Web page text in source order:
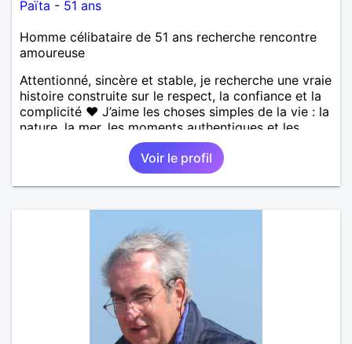
Païta - 51 ans
Homme célibataire de 51 ans recherche rencontre
amoureuse
Attentionné, sincère et stable, je recherche une vraie
histoire construite sur le respect, la confiance et la
complicité ❤️ J’aime les choses simples de la vie : la
nature, la mer, les moments authentiques et les
personnes au grand cœur 🌊🌿 Très câlin et
affectueux, j’adore les petits moments de tendresse
et les calinous réguliers 😊❤️ La solitude finit parfois
par peser, alors si tu es en Nouvelle-Calédonie et
Voir le profil